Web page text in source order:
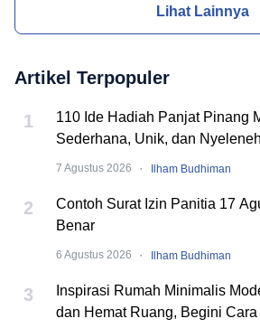
Lihat Lainnya
Artikel Terpopuler
1
110 Ide Hadiah Panjat Pinang
Sederhana, Unik, dan Nyeleneh
7 Agustus 2026 · Ilham Budhiman
2
Contoh Surat Izin Panitia 17
Benar
6 Agustus 2026 · Ilham Budhiman
3
Inspirasi Rumah Minimalis
dan Hemat Ruang, Begini